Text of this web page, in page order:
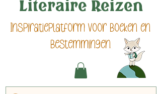
Inspiratieplatform voor boeken en
bestemmingen
Literaire Reizen